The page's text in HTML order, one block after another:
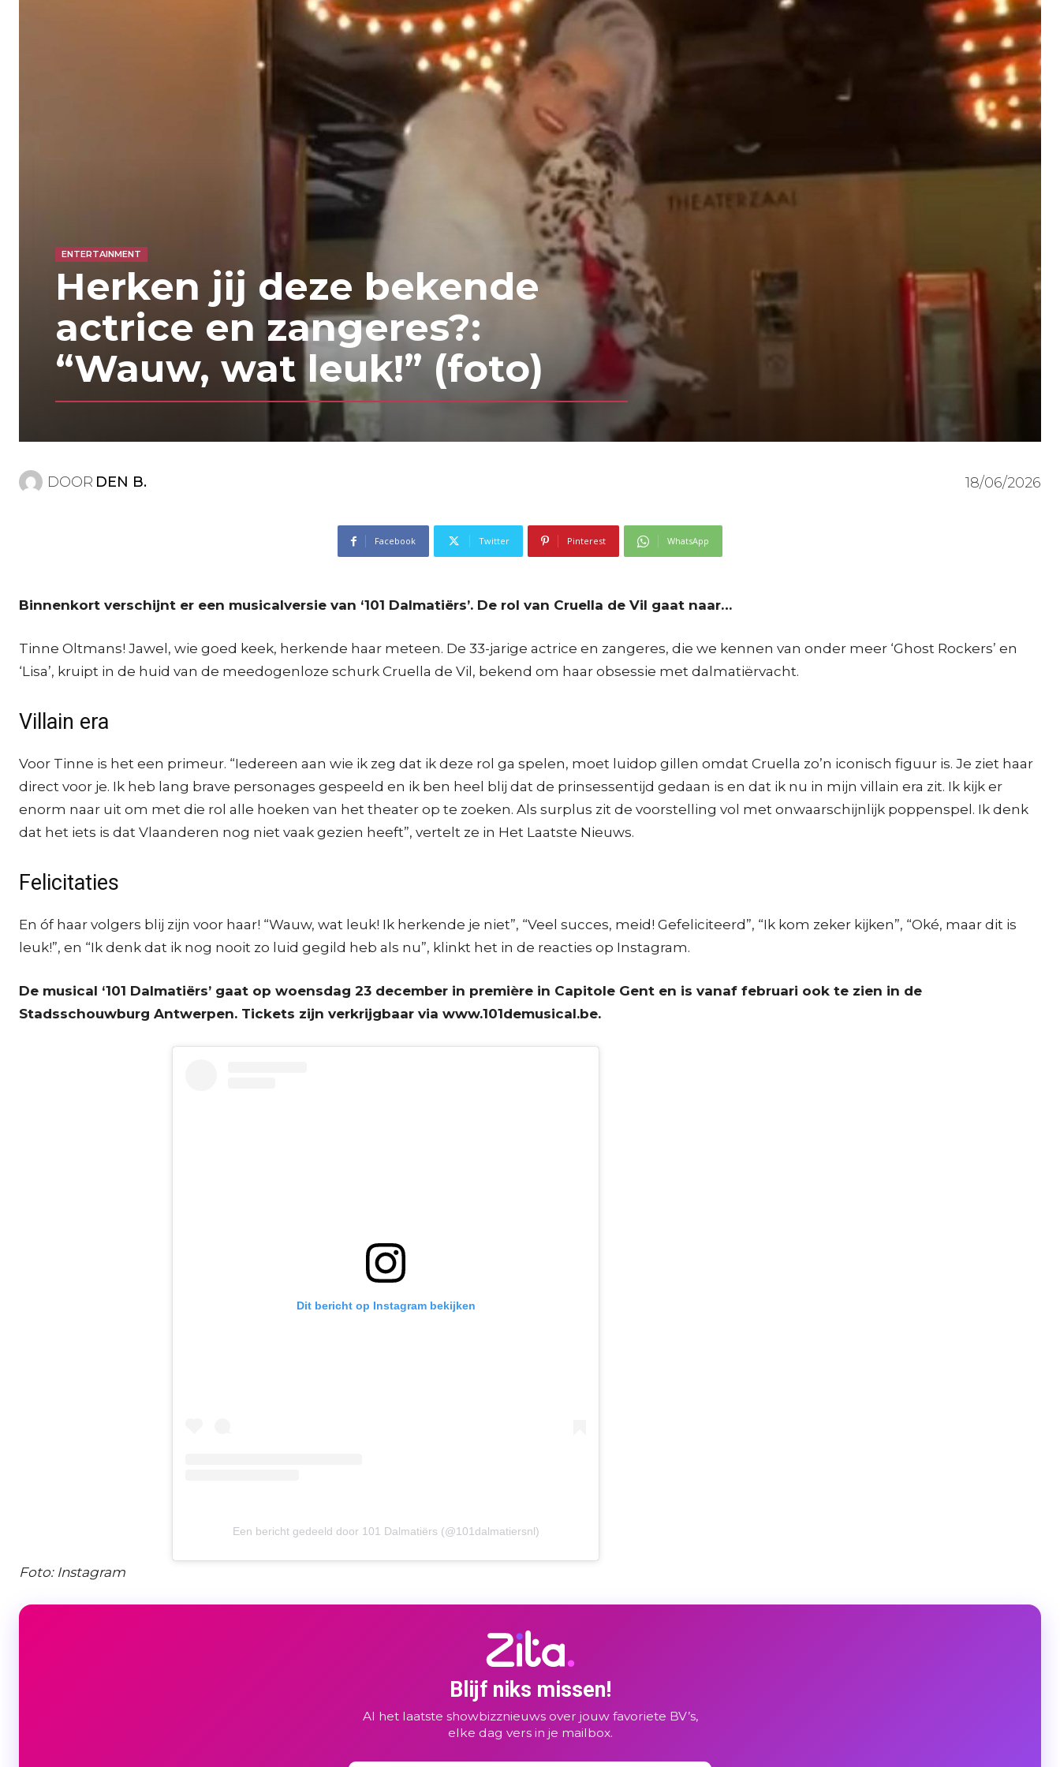
ENTERTAINMENT
Herken jij deze bekende
actrice en zangeres?:
“Wauw, wat leuk!” (foto)
DOOR DEN B. 18/06/2026
Facebook Twitter Pinterest WhatsApp
Binnenkort verschijnt er een musicalversie van ‘101 Dalmatiërs’. De rol van Cruella de Vil gaat naar…
Tinne Oltmans! Jawel, wie goed keek, herkende haar meteen. De 33-jarige actrice en zangeres, die we kennen van onder meer ‘Ghost Rockers’ en
‘Lisa’, kruipt in de huid van de meedogenloze schurk Cruella de Vil, bekend om haar obsessie met dalmatiërvacht.
Villain era
Voor Tinne is het een primeur. “Iedereen aan wie ik zeg dat ik deze rol ga spelen, moet luidop gillen omdat Cruella zo’n iconisch figuur is. Je ziet haar
direct voor je. Ik heb lang brave personages gespeeld en ik ben heel blij dat de prinsessentijd gedaan is en dat ik nu in mijn villain era zit. Ik kijk er
enorm naar uit om met die rol alle hoeken van het theater op te zoeken. Als surplus zit de voorstelling vol met onwaarschijnlijk poppenspel. Ik denk
dat het iets is dat Vlaanderen nog niet vaak gezien heeft”, vertelt ze in Het Laatste Nieuws.
Felicitaties
En óf haar volgers blij zijn voor haar! “Wauw, wat leuk! Ik herkende je niet”, “Veel succes, meid! Gefeliciteerd”, “Ik kom zeker kijken”, “Oké, maar dit is
leuk!”, en “Ik denk dat ik nog nooit zo luid gegild heb als nu”, klinkt het in de reacties op Instagram.
De musical ‘101 Dalmatiërs’ gaat op woensdag 23 december in première in Capitole Gent en is vanaf februari ook te zien in de
Stadsschouwburg Antwerpen. Tickets zijn verkrijgbaar via www.101demusical.be.
Dit bericht op Instagram bekijken
Een bericht gedeeld door 101 Dalmatiërs (@101dalmatiersnl)
Foto: Instagram
Blijf niks missen!
Al het laatste showbizznieuws over jouw favoriete BV’s,
elke dag vers in je mailbox.